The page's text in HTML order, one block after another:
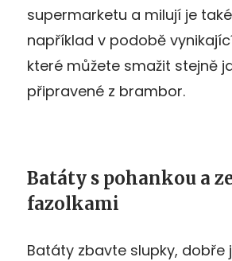
supermarketu a milují je
například v podobě
které můžete smažit stejně
připravené z brambor.
Batáty s pohankou a
fazolkami
Batáty zbavte slupky, dobře